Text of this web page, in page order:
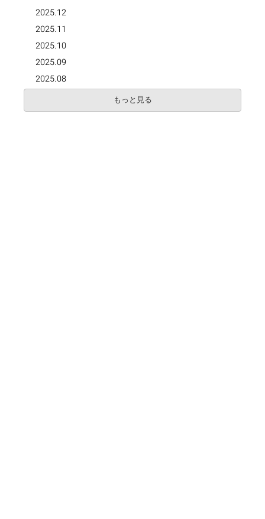
2025.12
2025.11
2025.10
2025.09
2025.08
もっと見る